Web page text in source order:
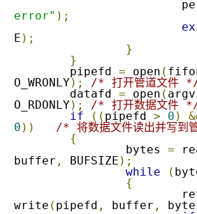
error" );
E );
}
}
	pipefd
= open (
O_WRONLY);
/* 打开管道文件
	datafd
= open ( argv
O_RDONLY);
/* 打开数据文件
if
(( pipefd > 0 )
0 ))
/* 将数据文件读出并写到
{
		bytes
=
buffer , BUFSIZE );
while
(
{
write ( pipefd , buffer ,